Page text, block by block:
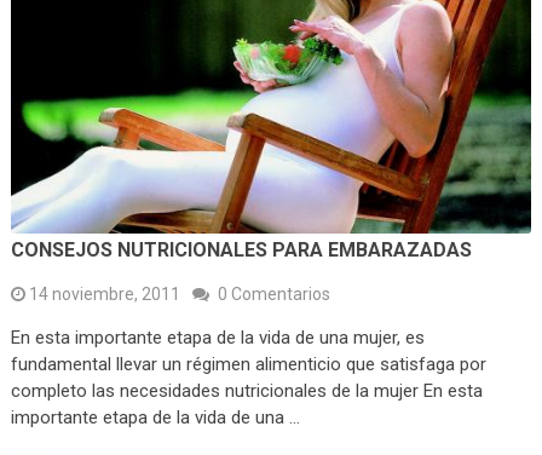
CONSEJOS NUTRICIONALES PARA EMBARAZADAS
14 noviembre, 2011 0 Comentarios
En esta importante etapa de la vida de una mujer, es
fundamental llevar un régimen alimenticio que satisfaga por
completo las necesidades nutricionales de la mujer En esta
importante etapa de la vida de una …